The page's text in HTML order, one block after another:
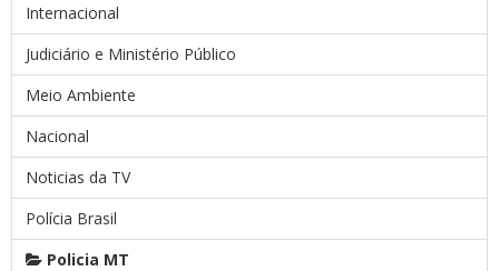
Internacional
Judiciário e Ministério Público
Meio Ambiente
Nacional
Noticias da TV
Polícia Brasil
Policia MT